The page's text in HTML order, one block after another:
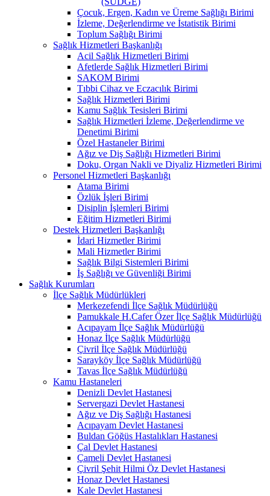
Çocuk, Ergen, Kadın ve Üreme Sağlığı Birimi
İzleme, Değerlendirme ve İstatistik Birimi
Toplum Sağlığı Birimi
Sağlık Hizmetleri Başkanlığı
Acil Sağlık Hizmetleri Birimi
Afetlerde Sağlık Hizmetleri Birimi
SAKOM Birimi
Tıbbi Cihaz ve Eczacılık Birimi
Sağlık Hizmetleri Birimi
Kamu Sağlık Tesisleri Birimi
Sağlık Hizmetleri İzleme, Değerlendirme ve
Denetimi Birimi
Özel Hastaneler Birimi
Ağız ve Diş Sağlığı Hizmetleri Birimi
Doku, Organ Nakli ve Diyaliz Hizmetleri Birimi
Personel Hizmetleri Başkanlığı
Atama Birimi
Özlük İşleri Birimi
Disiplin İşlemleri Birimi
Eğitim Hizmetleri Birimi
Destek Hizmetleri Başkanlığı
İdari Hizmetler Birimi
Mali Hizmetler Birimi
Sağlık Bilgi Sistemleri Birimi
İş Sağlığı ve Güvenliği Birimi
Sağlık Kurumları
İlçe Sağlık Müdürlükleri
Merkezefendi İlçe Sağlık Müdürlüğü
Pamukkale H.Cafer Özer İlçe Sağlık Müdürlüğü
Acıpayam İlçe Sağlık Müdürlüğü
Honaz İlçe Sağlık Müdürlüğü
Çivril İlçe Sağlık Müdürlüğü
Sarayköy İlçe Sağlık Müdürlüğü
Tavas İlçe Sağlık Müdürlüğü
Kamu Hastaneleri
Denizli Devlet Hastanesi
Servergazi Devlet Hastanesi
Ağız ve Diş Sağlığı Hastanesi
Acıpayam Devlet Hastanesi
Buldan Göğüs Hastalıkları Hastanesi
Çal Devlet Hastanesi
Çameli Devlet Hastanesi
Çivril Şehit Hilmi Öz Devlet Hastanesi
Honaz Devlet Hastanesi
Kale Devlet Hastanesi